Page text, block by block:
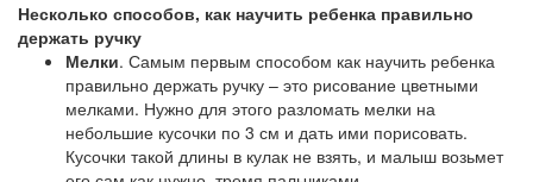
Несколько способов, как научить ребенка правильно
держать ручку
Мелки. Самым первым способом как научить ребенка
правильно держать ручку – это рисование цветными
мелками. Нужно для этого разломать мелки на
небольшие кусочки по 3 см и дать ими порисовать.
Кусочки такой длины в кулак не взять, и малыш возьмет